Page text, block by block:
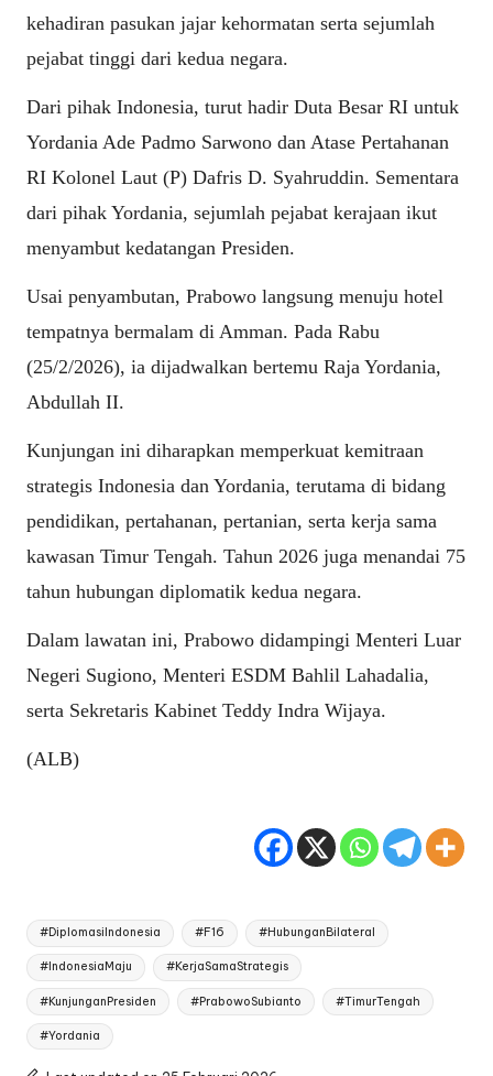
kehadiran pasukan jajar kehormatan serta sejumlah
pejabat tinggi dari kedua negara.
Dari pihak Indonesia, turut hadir Duta Besar RI untuk
Yordania Ade Padmo Sarwono dan Atase Pertahanan
RI Kolonel Laut (P) Dafris D. Syahruddin. Sementara
dari pihak Yordania, sejumlah pejabat kerajaan ikut
menyambut kedatangan Presiden.
Usai penyambutan, Prabowo langsung menuju hotel
tempatnya bermalam di Amman. Pada Rabu
(25/2/2026), ia dijadwalkan bertemu Raja Yordania,
Abdullah II.
Kunjungan ini diharapkan memperkuat kemitraan
strategis Indonesia dan Yordania, terutama di bidang
pendidikan, pertahanan, pertanian, serta kerja sama
kawasan Timur Tengah. Tahun 2026 juga menandai 75
tahun hubungan diplomatik kedua negara.
Dalam lawatan ini, Prabowo didampingi Menteri Luar
Negeri Sugiono, Menteri ESDM Bahlil Lahadalia,
serta Sekretaris Kabinet Teddy Indra Wijaya.
(ALB)
Tags:
#DiplomasiIndonesia #F16 #HubunganBilateral
#IndonesiaMaju #KerjaSamaStrategis
#KunjunganPresiden #PrabowoSubianto #TimurTengah
#Yordania